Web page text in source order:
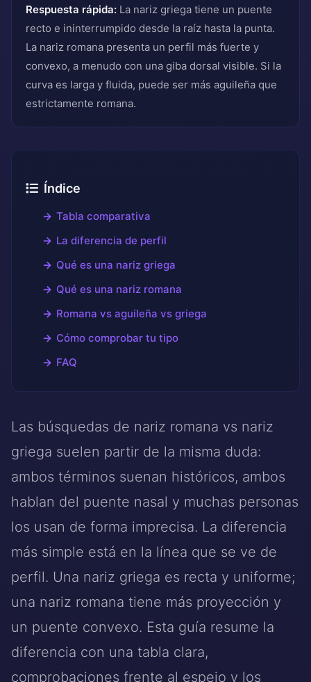
Respuesta rápida: La nariz griega tiene un puente
recto e ininterrumpido desde la raíz hasta la punta.
La nariz romana presenta un perfil más fuerte y
convexo, a menudo con una giba dorsal visible. Si la
curva es larga y fluida, puede ser más aguileña que
estrictamente romana.
Índice
Tabla comparativa
La diferencia de perfil
Qué es una nariz griega
Qué es una nariz romana
Romana vs aguileña vs griega
Cómo comprobar tu tipo
FAQ
Las búsquedas de nariz romana vs nariz
griega suelen partir de la misma duda:
ambos términos suenan históricos, ambos
hablan del puente nasal y muchas personas
los usan de forma imprecisa. La diferencia
más simple está en la línea que se ve de
perfil. Una nariz griega es recta y uniforme;
una nariz romana tiene más proyección y
un puente convexo. Esta guía resume la
diferencia con una tabla clara,
comprobaciones frente al espejo y los